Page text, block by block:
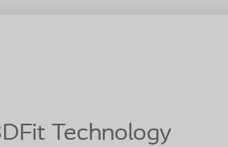
Technology